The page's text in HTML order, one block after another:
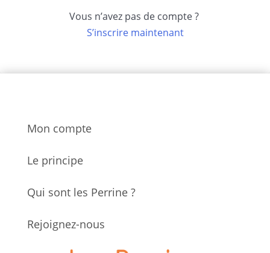
Vous n’avez pas de compte ?
S’inscrire maintenant
Mon compte
Le principe
Qui sont les Perrine ?
Rejoignez-nous